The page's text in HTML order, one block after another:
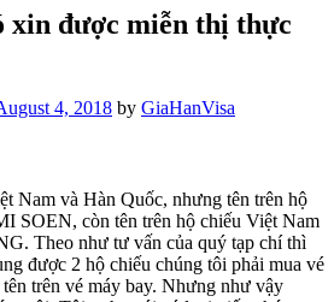
xin được miễn thị thực
4, 2018 by GiaHanVisa
Nam và Hàn Quốc, nhưng tên trên hộ
SOEN, còn tên trên hộ chiếu Việt Nam
Theo như tư vấn của quý tạp chí thì
được 2 hộ chiếu chúng tôi phải mua vé
trên vé máy bay. Nhưng như vậy